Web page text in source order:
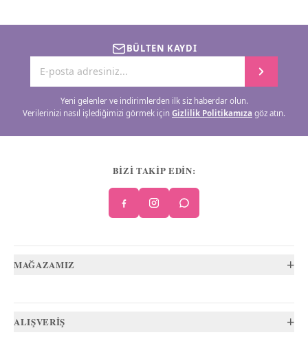
BÜLTEN KAYDI
Yeni gelenler ve indirimlerden ilk siz haberdar olun.
Verilerinizi nasıl işlediğimizi görmek için Gizlilik Politikamıza göz atın.
BİZİ TAKİP EDİN:
MAĞAZAMIZ +
ALIŞVERİŞ +